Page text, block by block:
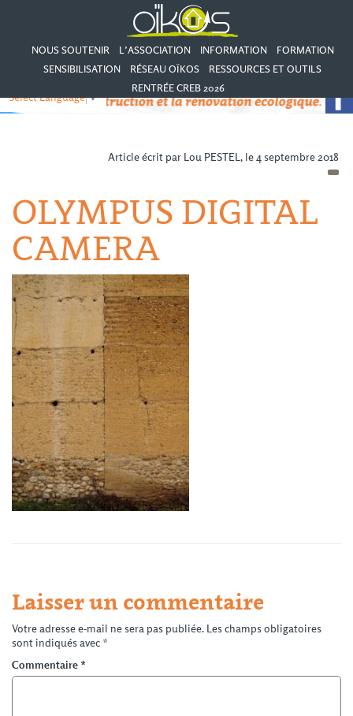
NOUS SOUTENIR L’ASSOCIATION INFORMATION
FORMATION
SENSIBILISATION
RÉSEAU OÏKOS
RESSOURCES ET OUTILS
RENTRÉE CREB 2026
Select Language▼
Article écrit par Lou PESTEL, le 4 septembre 2018
OLYMPUS DIGITAL
CAMERA
Laisser un commentaire
Votre adresse e-mail ne sera pas publiée. Les champs obligatoires
sont indiqués avec *
Commentaire *